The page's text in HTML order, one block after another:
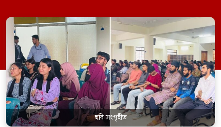
কেন্দ্রীয় লাইব্রেরির নবযুগ কনফারেন্স রুমে এ
সেমিনারের আয়োজন করা হয়। এআই ক্যাম্পের
উদ্যোগে আয়োজিত সেমিনারে প্রধান আলোচক
হিসেবে উপস্থিত ছিলেন রাইজের ডিজিটাল গ্রোথ
হ্যাক ম্যানেজার মো. ইয়াসিন আরাফাত। […]
ছবি সংগৃহীত